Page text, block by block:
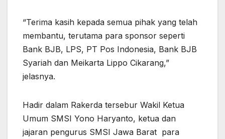
“Terima kasih kepada semua pihak yang telah
membantu, terutama para sponsor seperti
Bank BJB, LPS, PT Pos Indonesia, Bank BJB
Syariah dan Meikarta Lippo Cikarang,”
jelasnya.
Hadir dalam Rakerda tersebur Wakil Ketua
Umum SMSI Yono Haryanto, ketua dan
jajaran pengurus SMSI Jawa Barat para